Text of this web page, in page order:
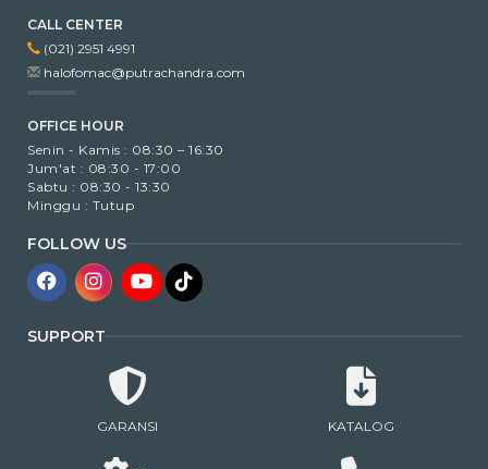
CALL CENTER
(021) 2951 4991
halofomac@putrachandra.com
OFFICE HOUR
Senin - Kamis : 08:30 – 16:30
Jum'at : 08:30 - 17:00
Sabtu : 08:30 - 13:30
Minggu : Tutup
FOLLOW US
SUPPORT
GARANSI KATALOG